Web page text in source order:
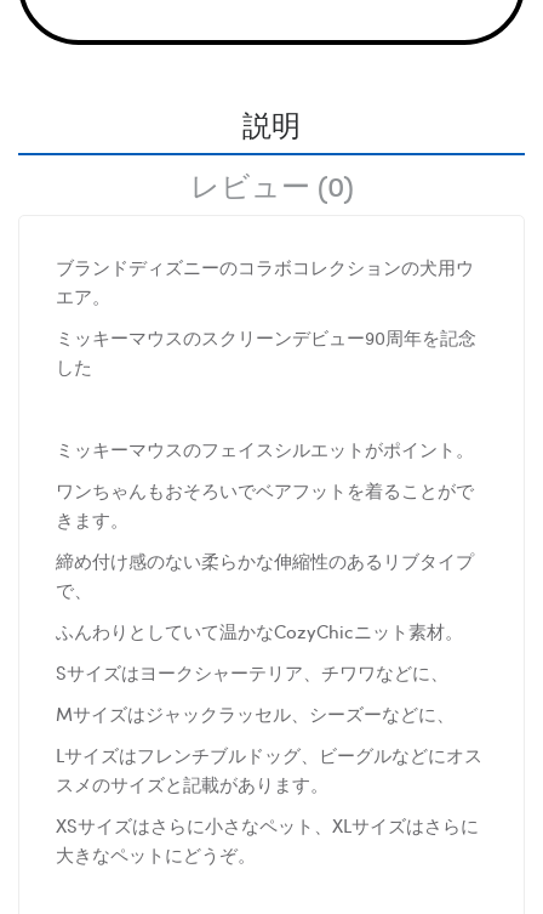
説明
レビュー (0)
ブランドディズニーのコラボコレクションの犬用ウ
エア。
ミッキーマウスのスクリーンデビュー90周年を記念
した
ミッキーマウスのフェイスシルエットがポイント。
ワンちゃんもおそろいでベアフットを着ることがで
きます。
締め付け感のない柔らかな伸縮性のあるリブタイプ
で、
ふんわりとしていて温かなCozyChicニット素材。
Sサイズはヨークシャーテリア、チワワなどに、
Mサイズはジャックラッセル、シーズーなどに、
Lサイズはフレンチブルドッグ、ビーグルなどにオス
スメのサイズと記載があります。
XSサイズはさらに小さなペット、XLサイズはさらに
大きなペットにどうぞ。